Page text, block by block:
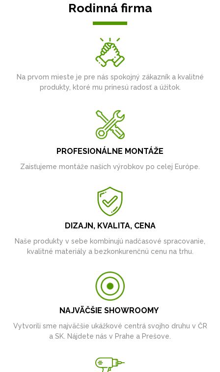
Rodinná firma
Na prvom mieste je pre nás spokojný zákazník a kvalitné
produkty, ktoré mu prinesú radosť a úžitok.
PROFESIONÁLNE MONTÁŽE
Zaisťujeme montáže našich výrobkov po celej Európe.
DIZAJN, KVALITA, CENA
Naše produkty v sebe kombinujú nadčasové spracovanie,
kvalitné materiály a bezkonkurenčnú cenu na trhu.
NAJVÄČŠIE SHOWROOMY
Vytvorili sme najväčšie ukážkové centrá svojho druhu v ČR
a SK. Nájdete nás v Prahe a Prešove.